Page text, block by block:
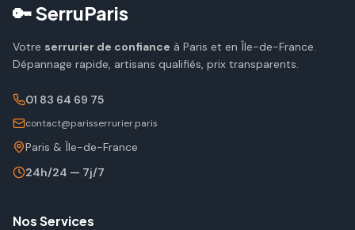
🔑 SerruParis
Votre serrurier de confiance à Paris et en Île-de-France.
Dépannage rapide, artisans qualifiés, prix transparents.
01 83 64 69 75
contact@parisserrurier.paris
Paris & Île-de-France
24h/24 — 7j/7
Nos Services